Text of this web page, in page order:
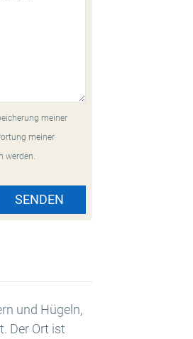
meiner
meiner
werden.
SENDEN
und Hügeln,
Der Ort ist